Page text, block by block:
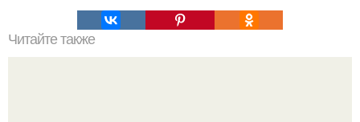
Читайте также